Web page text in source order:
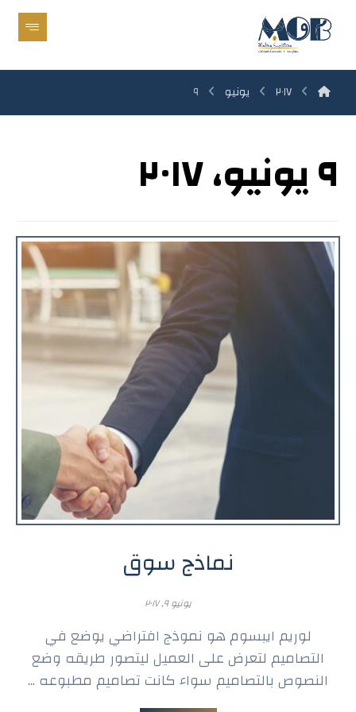
٢٠١٧ يونيو ٩
٩ يونيو، ٢٠١٧
نماذج سوق
يونيو ٩, ٢٠١٧
لوريم ايبسوم هو نموذج افتراضي يوضع في
التصاميم لتعرض على العميل ليتصور طريقه وضع
النصوص بالتصاميم سواء كانت تصاميم مطبوعه ...